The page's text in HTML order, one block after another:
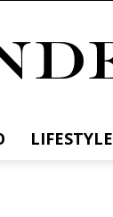
CondeLIFESTYLE